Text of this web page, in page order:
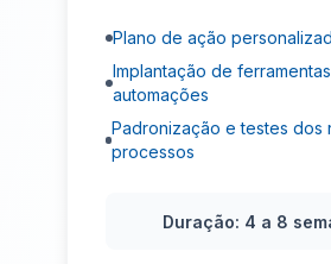
Plano de ação
Implantação de
automações
Padronização e testes dos
processos
Duração: 4 a 8